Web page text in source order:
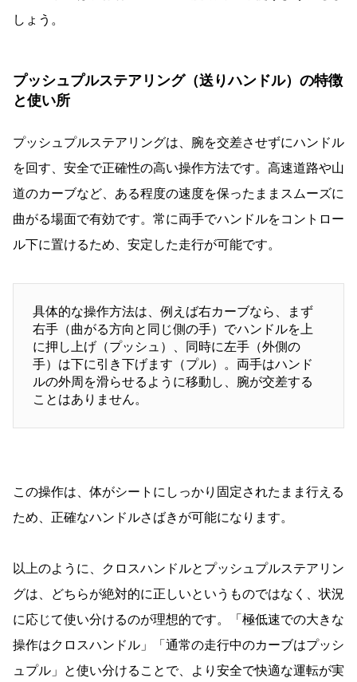
しょう。
プッシュプルステアリング（送りハンドル）の特徴
と使い所
プッシュプルステアリングは、腕を交差させずにハンドル
を回す、安全で正確性の高い操作方法です。高速道路や山
道のカーブなど、ある程度の速度を保ったままスムーズに
曲がる場面で有効です。常に両手でハンドルをコントロー
ル下に置けるため、安定した走行が可能です。
具体的な操作方法は、例えば右カーブなら、まず
右手（曲がる方向と同じ側の手）でハンドルを上
に押し上げ（プッシュ）、同時に左手（外側の
手）は下に引き下げます（プル）。両手はハンド
ルの外周を滑らせるように移動し、腕が交差する
ことはありません。
この操作は、体がシートにしっかり固定されたまま行える
ため、正確なハンドルさばきが可能になります。
以上のように、クロスハンドルとプッシュプルステアリン
グは、どちらが絶対的に正しいというものではなく、状況
に応じて使い分けるのが理想的です。「極低速での大きな
操作はクロスハンドル」「通常の走行中のカーブはプッシ
ュプル」と使い分けることで、より安全で快適な運転が実